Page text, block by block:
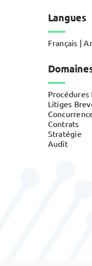
Langues
Français |
Procédures
Litiges
Contrats
Stratégie
Audit